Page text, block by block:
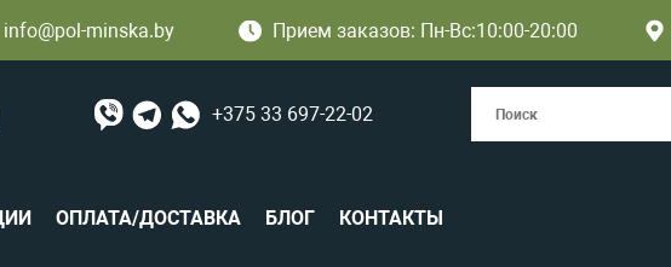
info@pol-minska.by Прием заказов: Пн-Вс:10:00-20:00
+375 33 697-22-02
ОПЛАТА/ДОСТАВКА БЛОГ КОНТАКТЫ